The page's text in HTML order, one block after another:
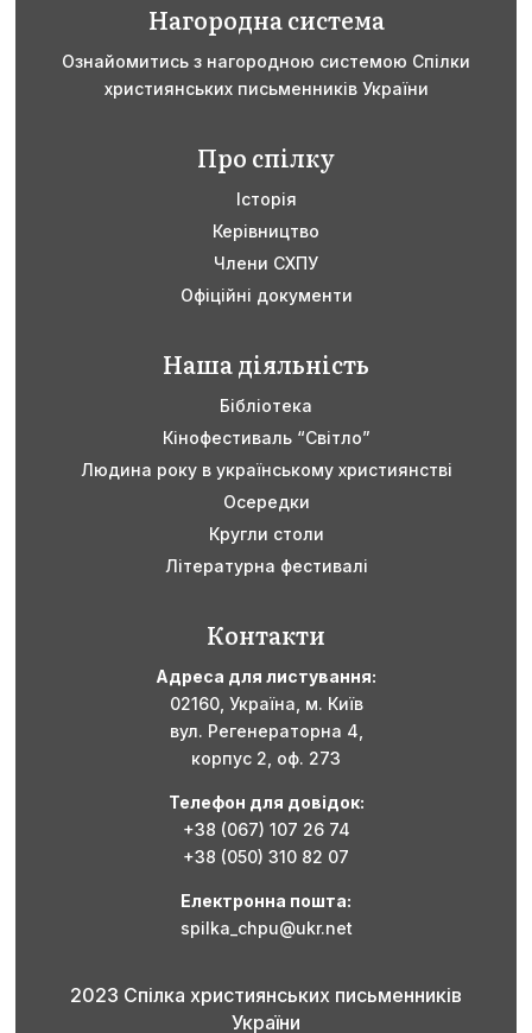
Нагородна система
Ознайомитись з нагородною системою Спілки
християнських письменників України
Про спілку
Історія
Керівництво
Члени СХПУ
Офіційні документи
Наша діяльність
Бібліотека
Кінофестиваль “Світло”
Людина року в українському християнстві
Осередки
Кругли столи
Літературна фестивалі
Контакти
Адреса для листування:
02160, Україна, м. Київ
вул. Регенераторна 4,
корпус 2, оф. 273
Телефон для довідок:
+38 (067) 107 26 74
+38 (050) 310 82 07
Електронна пошта:
spilka_chpu@ukr.net
2023 Спілка християнських письменників
України